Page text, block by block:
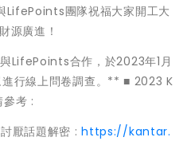
LifePoints團隊祝福大家開工大
源廣進！
LifePoints合作，於2023年1月
行線上問卷調查。** ■ 2023 K
考 :
厭話題解密 :https://kantar.